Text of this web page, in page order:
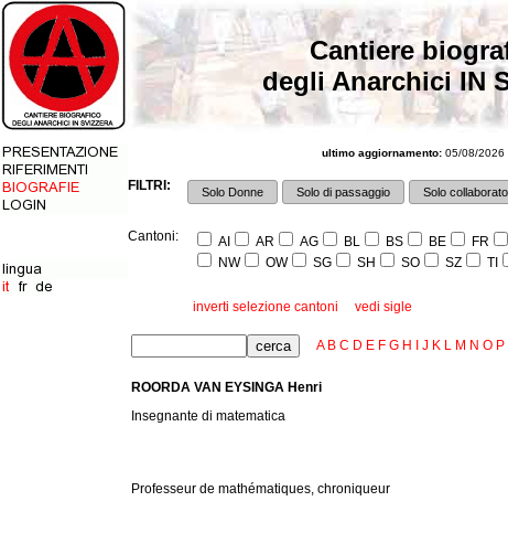
Cantiere
degli Anarchici IN
ultimo aggiornamento: 05/08/2026
FILTRI: Solo Donne Solo di passaggio Solo
Cantoni: AI AR AG BL BS BE FR
NW
OW SG SH SO SZ TI
inverti selezione cantoni vedi sigle
A B C D E F G H J K L M N O P
ROORDA VAN EYSINGA Henri
Insegnante di matematica
Professeur de mathématiques, chroniqueur